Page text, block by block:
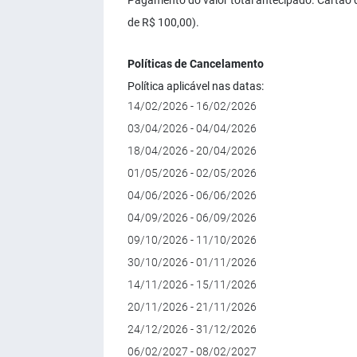
de R$ 100,00).
Políticas de Cancelamento
Política aplicável nas datas:
14/02/2026 - 16/02/2026
03/04/2026 - 04/04/2026
18/04/2026 - 20/04/2026
01/05/2026 - 02/05/2026
04/06/2026 - 06/06/2026
04/09/2026 - 06/09/2026
09/10/2026 - 11/10/2026
30/10/2026 - 01/11/2026
14/11/2026 - 15/11/2026
20/11/2026 - 21/11/2026
24/12/2026 - 31/12/2026
06/02/2027 - 08/02/2027